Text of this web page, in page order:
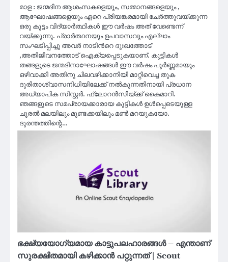
മാള : ജന്മദിന ആശംസകളെയൂം, സമ്മാനങ്ങളെയും ,
ആഘോഷങ്ങളെയും ഏറെ പ്രിയങ്കരമായി ചേർത്തുവയ്ക്കുന്ന
ഒരു കൂട്ടം വിദ്യാർത്ഥികൾ ഈ വർഷം അത് വേണ്ടെന്ന്
വയ്ക്കുന്നു. പ്രാർത്ഥനയും ഉപവാസവും എല്ലാം
സംഘടിപ്പിച്ചു അവർ നാടിൻറെ ദുഃഖത്തോട്
,അതിജീവനത്തോട് ഐക്യപ്പെടുകയാണ്. കുട്ടികൾ
തങ്ങളുടെ ജന്മദിനാഘോഷങ്ങൾ ഈ വർഷം പൂർണ്ണമായും
ഒഴിവാക്കി അതിനു ചിലവഴിക്കാനിയി മാറ്റിവെച്ച തുക
ദുരിതാശ്വാസനിധിയിലേക്ക് നൽകുന്നതിനായി പ്രധാന
അധ്യാപിക സിസ്റ്റർ. ഫ്ലോറൻസിയ്‌ക്ക് കൈമാറി.
ഞങ്ങളുടെ സമപ്രായക്കാരായ കുട്ടികൾ ഉൾപ്പെടെയുള്ള
ചൂരൽ മലയിലും മുണ്ടക്കയിലും മൺ മറയുകയോ.
ദുരന്തത്തിന്റെ…
ഭക്ഷ്യയോഗ്യമായ കാട്ടുപലഹാരങ്ങൾ – എന്താണ്
സുരക്ഷിതമായി കഴിക്കാൻ പറ്റുന്നത് | Scout